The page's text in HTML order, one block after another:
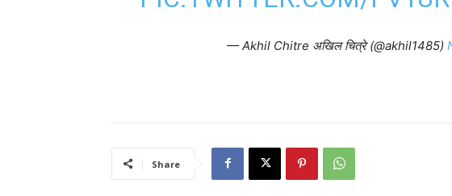
— Akhil Chitre अखिल चित्रे (@akhil1485)
Share